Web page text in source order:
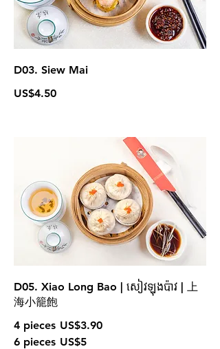
D03. Siew Mai
US$4.50
D05. Xiao Long Bao | សៀវឡុងប៉ាវ | 上
海小籠飽
4 pieces US$3.90
6 pieces US$5